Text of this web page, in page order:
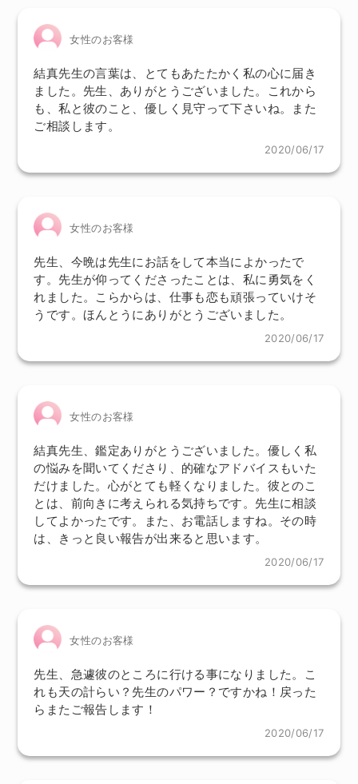
女性のお客様
結真先生の言葉は、とてもあたたかく私の心に届き
ました。先生、ありがとうございました。これから
も、私と彼のこと、優しく見守って下さいね。また
ご相談します。
2020/06/17
女性のお客様
先生、今晩は先生にお話をして本当によかったで
す。先生が仰ってくださったことは、私に勇気をく
れました。こらからは、仕事も恋も頑張っていけそ
うです。ほんとうにありがとうございました。
2020/06/17
女性のお客様
結真先生、鑑定ありがとうございました。優しく私
の悩みを聞いてくださり、的確なアドバイスもいた
だけました。心がとても軽くなりました。彼とのこ
とは、前向きに考えられる気持ちです。先生に相談
してよかったです。また、お電話しますね。その時
は、きっと良い報告が出来ると思います。
2020/06/17
女性のお客様
先生、急遽彼のところに行ける事になりました。こ
れも天の計らい？先生のパワー？ですかね！戻った
らまたご報告します！
2020/06/17